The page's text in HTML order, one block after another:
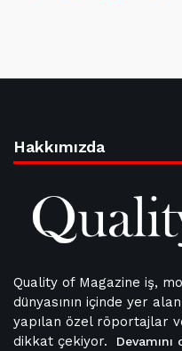
Hakkımızda
Quality of Magazine iş,
dünyasının içinde yer
yapılan özel röportajlar
dikkat çekiyor.
Devamını